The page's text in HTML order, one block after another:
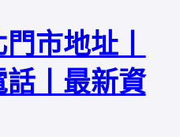
市地址丨
丨最新資